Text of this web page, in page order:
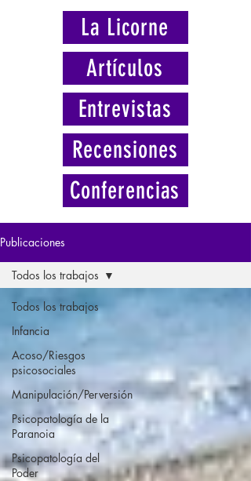
La Licorne
Artículos
Entrevistas
Recensiones
Conferencias
Publicaciones
Todos los trabajos
Infancia
Acoso/Riesgos
psicosociales
Manipulación/Perversión
Psicopatología de la
Paranoia
Psicopatología del
Poder
Todos los trabajos